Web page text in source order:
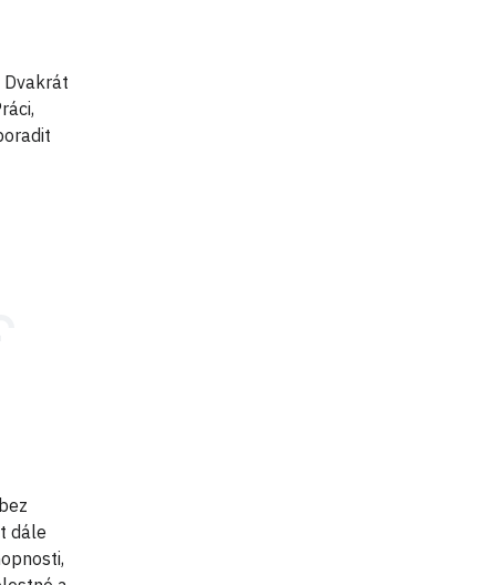
Dvakrát
dále